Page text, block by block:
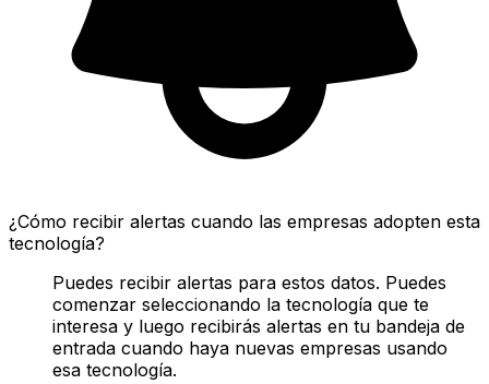
¿Cómo recibir alertas cuando las empresas adopten esta
tecnología?
Puedes recibir alertas para estos datos. Puedes
comenzar seleccionando la tecnología que te
interesa y luego recibirás alertas en tu bandeja de
entrada cuando haya nuevas empresas usando
esa tecnología.